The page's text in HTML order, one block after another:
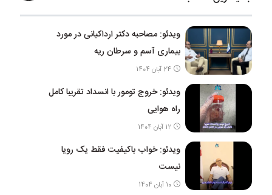
ویدئو: مصاحبه دکتر ارداکیانی در مورد
بیماری آسم و سرطان ریه
24 آبان 1404
ویدئو: خروج تومور با انسداد تقریبا کامل
راه هوایی
12 آبان 1404
ویدئو: خواب باکیفیت فقط یک رویا
نیست
10 آبان 1404